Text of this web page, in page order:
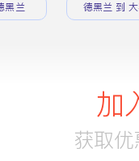
黑兰 德黑兰 到
加
获取